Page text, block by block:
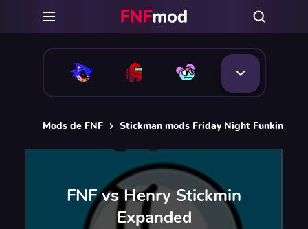
Mods de FNF Stickman mods Friday Night Funkin
FNF vs Henry Stickmin
Expanded